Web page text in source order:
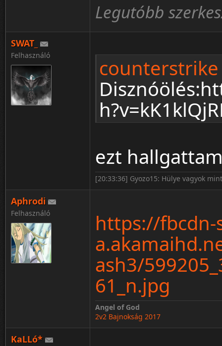
Legutóbb
SWAT_
Felhasználó
ezt
[20:33:36] Gyozo15: Hülye vagyok
Aphrodi
Felhasználó
https://fbcdn-
ash3/
61_n.jpg
Angel of God
2v2 Bajnokság 2017
KaLLó*